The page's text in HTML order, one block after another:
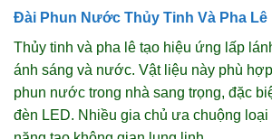
Đài Phun Nước Thủy Tinh Và Pha Lê
Thủy tinh và pha lê tạo hiệu ứng lấp
ánh sáng và nước. Vật liệu này phù
phun nước trong nhà sang trọng, đặc
đèn LED. Nhiều gia chủ ưa chuộng loại